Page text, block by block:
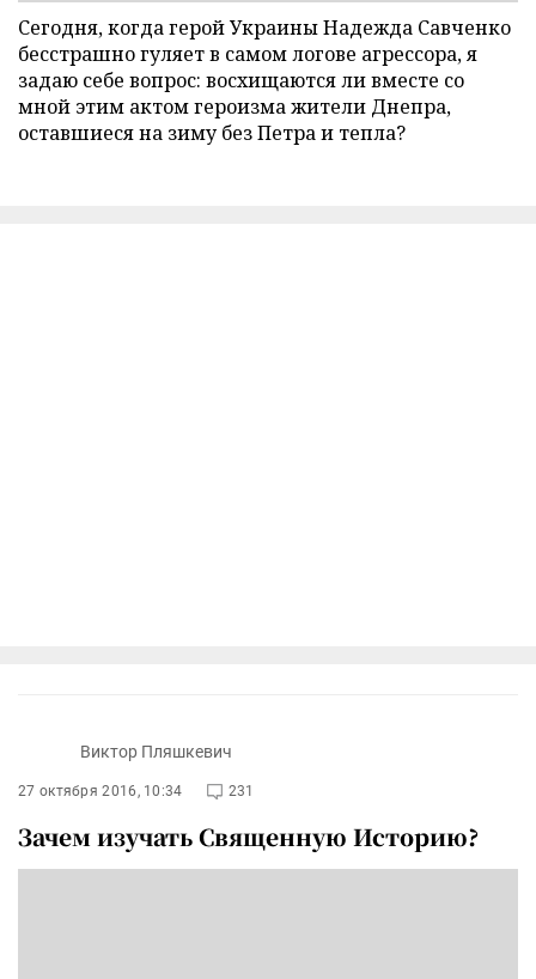
Сегодня, когда герой Украины Надежда Савченко
бесстрашно гуляет в самом логове агрессора, я
задаю себе вопрос: восхищаются ли вместе со
мной этим актом героизма жители Днепра,
оставшиеся на зиму без Петра и тепла?
Виктор Пляшкевич
27 октября 2016, 10:34 231
Зачем изучать Священную Историю?